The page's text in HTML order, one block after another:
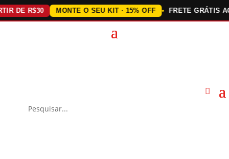
DE R$30 MONTE O SEU KIT · 15% OFF FRETE GRÁTIS